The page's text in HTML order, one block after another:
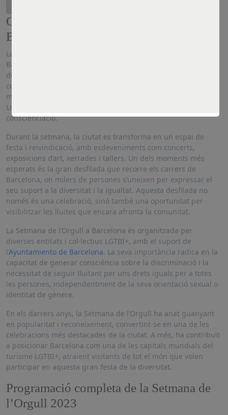
Què és la Setmana de l’Orgull a
Barcelona?
La Setmana de l’Orgull a Barcelona, coneguda també com a
Barcelona Pride, és una celebració anual que promou la
diversitat sexual i de gènere, així com els drets de la
comunitat LGTBI+. Aquesta festivitat es duu a terme durant el
mes de juny, coincidint amb el Dia Internacional de l’Orgull
LGTBI+, i inclou una sèrie d’activitats culturals, festives i de
conscienciació.
Durant la setmana, la ciutat es transforma en un espai de
festa i reivindicació, amb esdeveniments com concerts,
exposicions d’art, xerrades i tallers. Un dels moments més
esperats és la gran desfilada que recorre els carrers de
Barcelona, on milers de persones s’uneixen per expressar el
seu suport a la diversitat i la igualtat. Aquesta desfilada no
només és una celebració, sinó també una oportunitat per
visibilitzar les lluites que encara afronta la comunitat.
La Setmana de l’Orgull a Barcelona és organitzada per
diverses entitats i col·lectius LGTBI+, amb el suport de
l’Ayuntamiento de Barcelona. La seva importància radica en la
capacitat de generar consciència sobre la discriminació i la
necessitat de seguir lluitant per uns drets iguals per a totes
les persones, independentment de la seva orientació sexual o
identitat de gènere.
En els darrers anys, la Setmana de l’Orgull ha anat guanyant
en popularitat i reconeixement, convertint-se en una de les
celebracions més destacades de la ciutat. A més, ha contribuït
a posicionar Barcelona com una de les capitals mundials del
turisme LGTBI+, atraient visitants de tot el món que volen
participar en aquesta gran festa de la diversitat.
Programació completa de la Setmana de
l’Orgull 2023